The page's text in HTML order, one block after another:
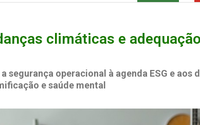
climáticas e
segurança operacional à agenda ESG e
e saúde mental